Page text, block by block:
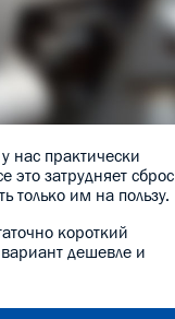
нас практически
это затрудняет сброс
только им на пользу.
короткий
дешевле и